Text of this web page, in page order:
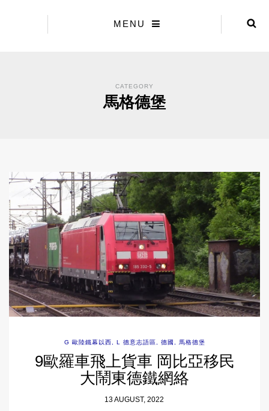
MENU
CATEGORY
馬格德堡
G 歐陸鐵幕以西 , L 德意志語區 , 德國 , 馬格德堡
9歐羅車飛上貨車 岡比亞移民
大鬧東德鐵網絡
13 AUGUST, 2022